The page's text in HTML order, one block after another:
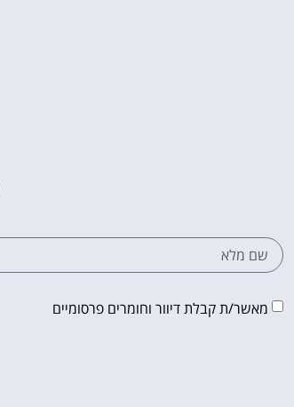
מאשר/ת קבלת דיוור וחומרים פרסומיים